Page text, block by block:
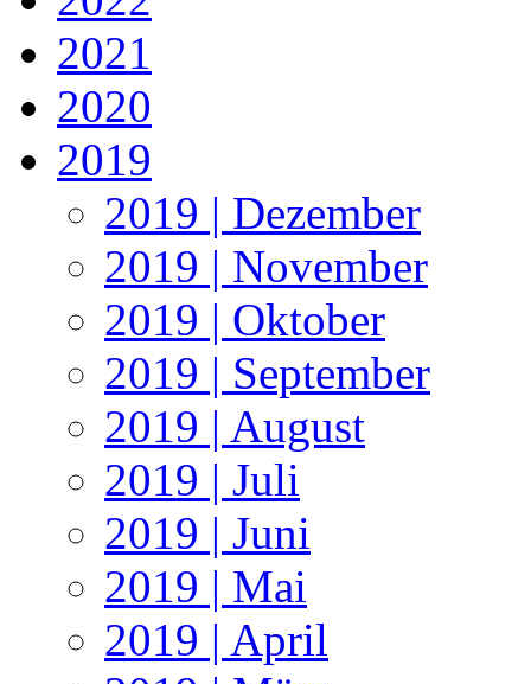
2021
2020
2019
2019 | Dezember
2019 | November
2019 | Oktober
2019 | September
2019 | August
2019 | Juli
2019 | Juni
2019 | Mai
2019 | April